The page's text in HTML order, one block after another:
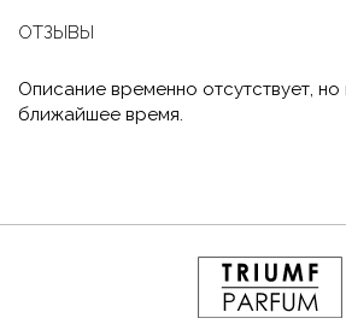
ОТЗЫВЫ
Описание временно отсутствует,
ближайшее время.